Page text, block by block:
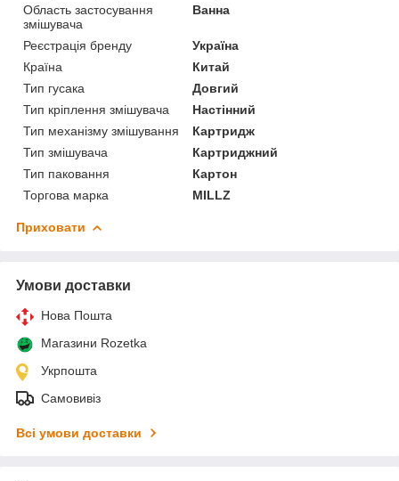
Область застосування
змішувача
Ванна
Реєстрація бренду
Україна
Країна
Китай
Тип гусака
Довгий
Тип кріплення змішувача
Настінний
Тип механізму змішування
Картридж
Тип змішувача
Картриджний
Тип паковання
Картон
Торгова марка
MILLZ
Приховати
Умови доставки
Нова Пошта
Магазини Rozetka
Укрпошта
Самовивіз
Всі умови доставки